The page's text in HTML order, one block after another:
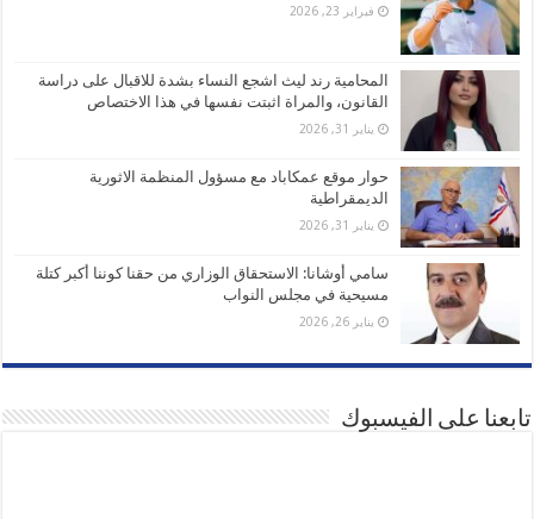
فبراير 23, 2026
المحامية رند ليث اشجع النساء بشدة للاقبال على دراسة
القانون، والمراة اثبتت نفسها في هذا الاختصاص
يناير 31, 2026
حوار موقع عمكاباد مع مسؤول المنظمة الاثورية
الديمقراطية
يناير 31, 2026
سامي أوشانا: الاستحقاق الوزاري من حقنا كوننا أكبر كتلة
مسيحية في مجلس النواب
يناير 26, 2026
تابعنا على الفيسبوك